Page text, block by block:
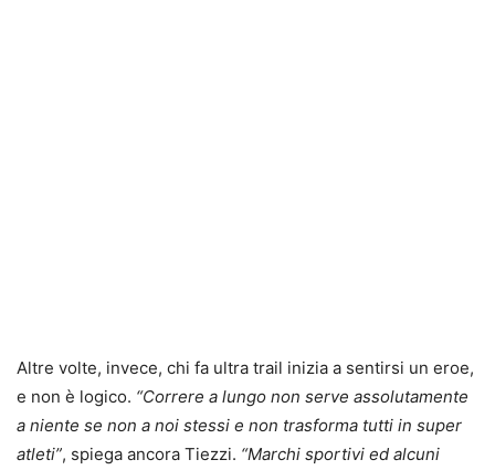
Altre volte, invece, chi fa ultra trail inizia a sentirsi un eroe,
e non è logico. “Correre a lungo non serve assolutamente
a niente se non a noi stessi e non trasforma tutti in super
atleti”, spiega ancora Tiezzi. “Marchi sportivi ed alcuni